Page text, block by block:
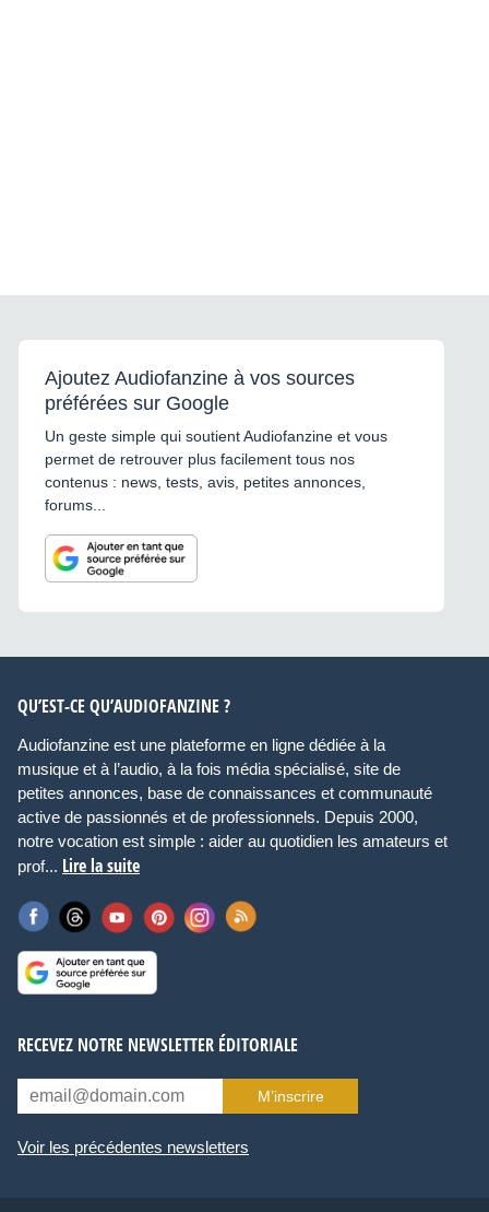
Ajoutez Audiofanzine à vos sources
préférées sur Google
Un geste simple qui soutient Audiofanzine et vous
permet de retrouver plus facilement tous nos
contenus : news, tests, avis, petites annonces,
forums...
QU’EST-CE QU’AUDIOFANZINE ?
Audiofanzine est une plateforme en ligne dédiée à la
musique et à l’audio, à la fois média spécialisé, site de
petites annonces, base de connaissances et communauté
active de passionnés et de professionnels. Depuis 2000,
notre vocation est simple : aider au quotidien les amateurs et
prof... Lire la suite
RECEVEZ NOTRE NEWSLETTER ÉDITORIALE
M’inscrire
Voir les précédentes newsletters